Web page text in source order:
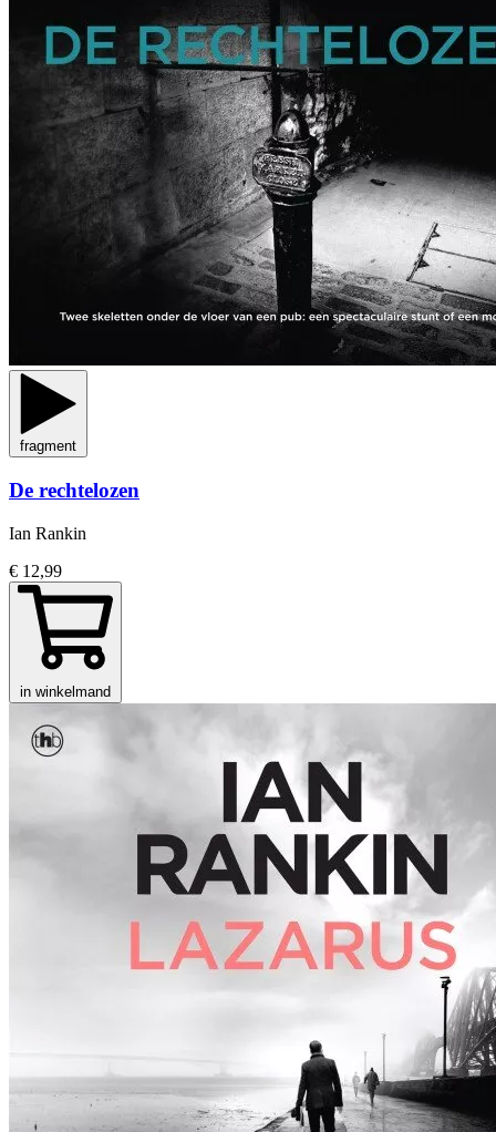
fragment
De rechtelozen
Ian Rankin
€ 12,99
in winkelmand